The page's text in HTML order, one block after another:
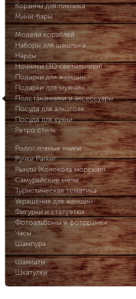
Корзины для пикника
Мини-бары
Модели кораблей
Наборы для шашлыка
Нарды
Ночники (3D светильники)
Подарки для женщин
Подарки для мужчин
Подстаканники и аксессуары
Посуда для алкоголя
Посуда для кухни
Ретро стиль
Родословные книги
Ручки Parker
Рынды (Колокола морские)
Самурайские мечи
Туристическая тематика
Украшения для женщин
Фигурки и статуэтки
Фотоальбомы и фоторамки
Часы
Шампура
Шахматы
Шкатулки